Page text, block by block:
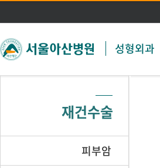
주메뉴 바로가기
본문 바로가기
성형외과
재건수술
피부암